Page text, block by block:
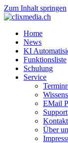
Zum Inhalt springen
Home
News
KI
Funktionsliste
Schulung
Service
EMail
Support
Kontakt
Über